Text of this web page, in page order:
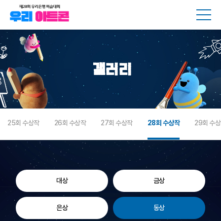
메뉴
갤러리
25회 수상작 26회 수상작 27회 수상작 28회 수상작 29회 수
대상 금상
은상 동상